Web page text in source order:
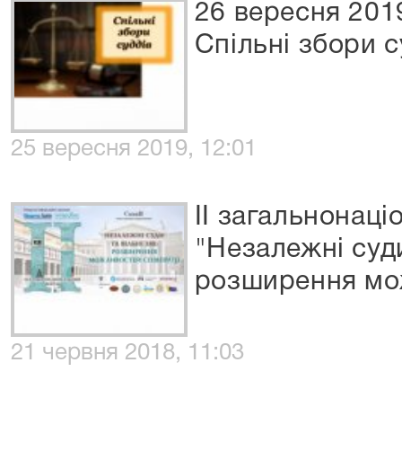
26 вересня
Спільні збори
25 вересня 2019, 12:01
ІІ
"Незалежні
розширення
21 червня 2018, 11:03